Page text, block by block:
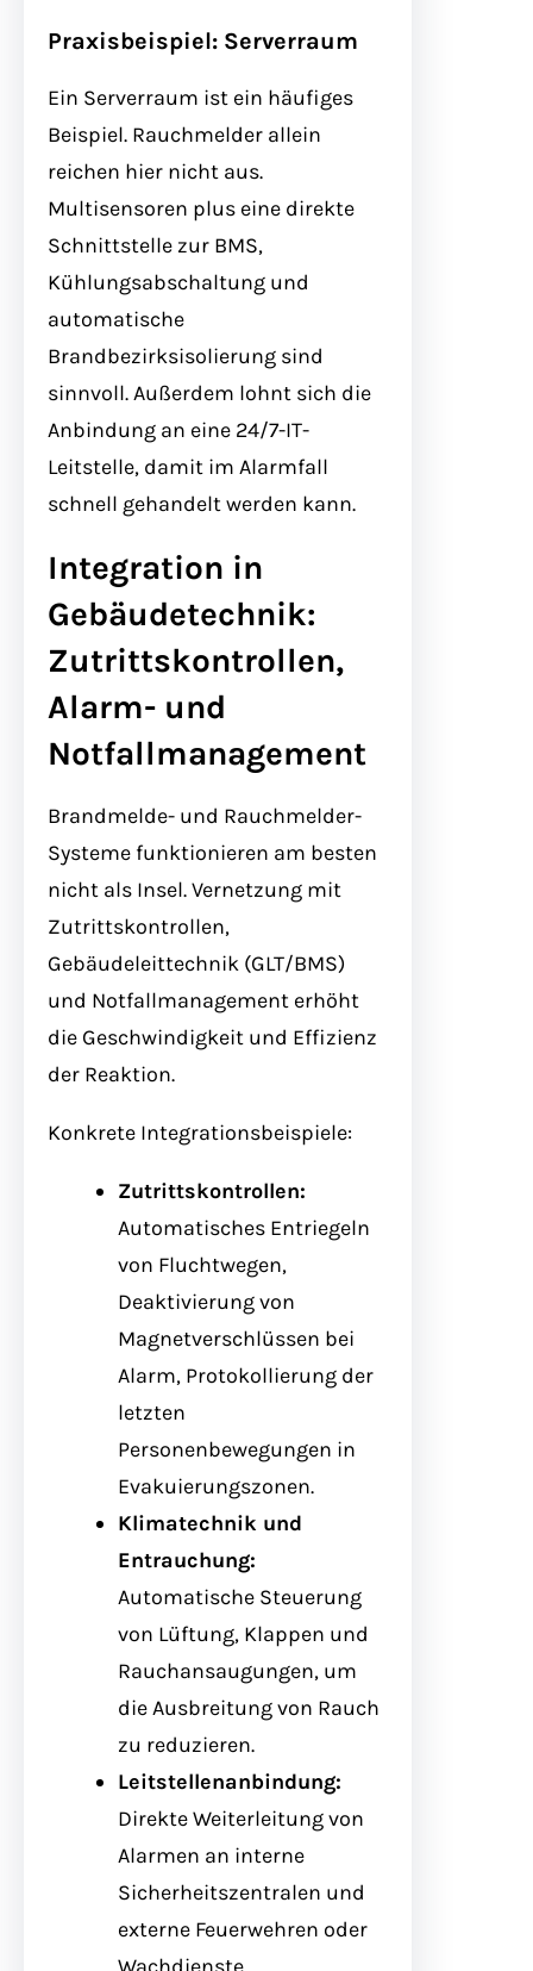
Praxisbeispiel: Serverraum
Ein Serverraum ist ein häufiges
Beispiel. Rauchmelder allein
reichen hier nicht aus.
Multisensoren plus eine direkte
Schnittstelle zur BMS,
Kühlungsabschaltung und
automatische
Brandbezirksisolierung sind
sinnvoll. Außerdem lohnt sich die
Anbindung an eine 24/7-IT-
Leitstelle, damit im Alarmfall
schnell gehandelt werden kann.
Integration in
Gebäudetechnik:
Zutrittskontrollen,
Alarm- und
Notfallmanagement
Brandmelde- und Rauchmelder-
Systeme funktionieren am besten
nicht als Insel. Vernetzung mit
Zutrittskontrollen,
Gebäudeleittechnik (GLT/BMS)
und Notfallmanagement erhöht
die Geschwindigkeit und Effizienz
der Reaktion.
Konkrete Integrationsbeispiele:
Zutrittskontrollen:
Automatisches Entriegeln
von Fluchtwegen,
Deaktivierung von
Magnetverschlüssen bei
Alarm, Protokollierung der
letzten
Personenbewegungen in
Evakuierungszonen.
Klimatechnik und
Entrauchung:
Automatische Steuerung
von Lüftung, Klappen und
Rauchansaugungen, um
die Ausbreitung von Rauch
zu reduzieren.
Leitstellenanbindung:
Direkte Weiterleitung von
Alarmen an interne
Sicherheitszentralen und
externe Feuerwehren oder